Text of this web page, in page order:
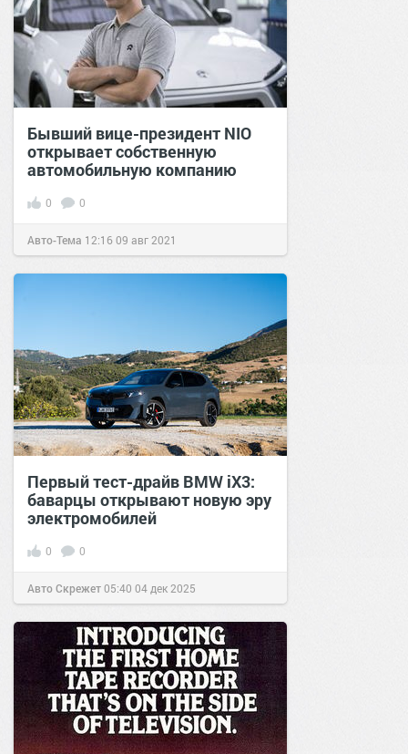
Бывший вице-президент NIO
открывает собственную
автомобильную компанию
0 0
Авто-Тема 12:1609 авг 2021
Первый тест-драйв BMW iX3:
баварцы открывают новую эру
электромобилей
0 0
Авто Скрежет05:40 04 дек 2025